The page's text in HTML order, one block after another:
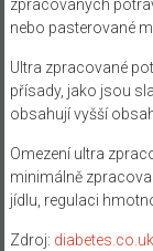
zpracovaných
nebo pasterované
Ultra zpracované
přísady, jako jsou
obsahují vyšší
Omezení ultra
minimálně
jídlu, regulaci
Zdroj: diabetes.co.uk